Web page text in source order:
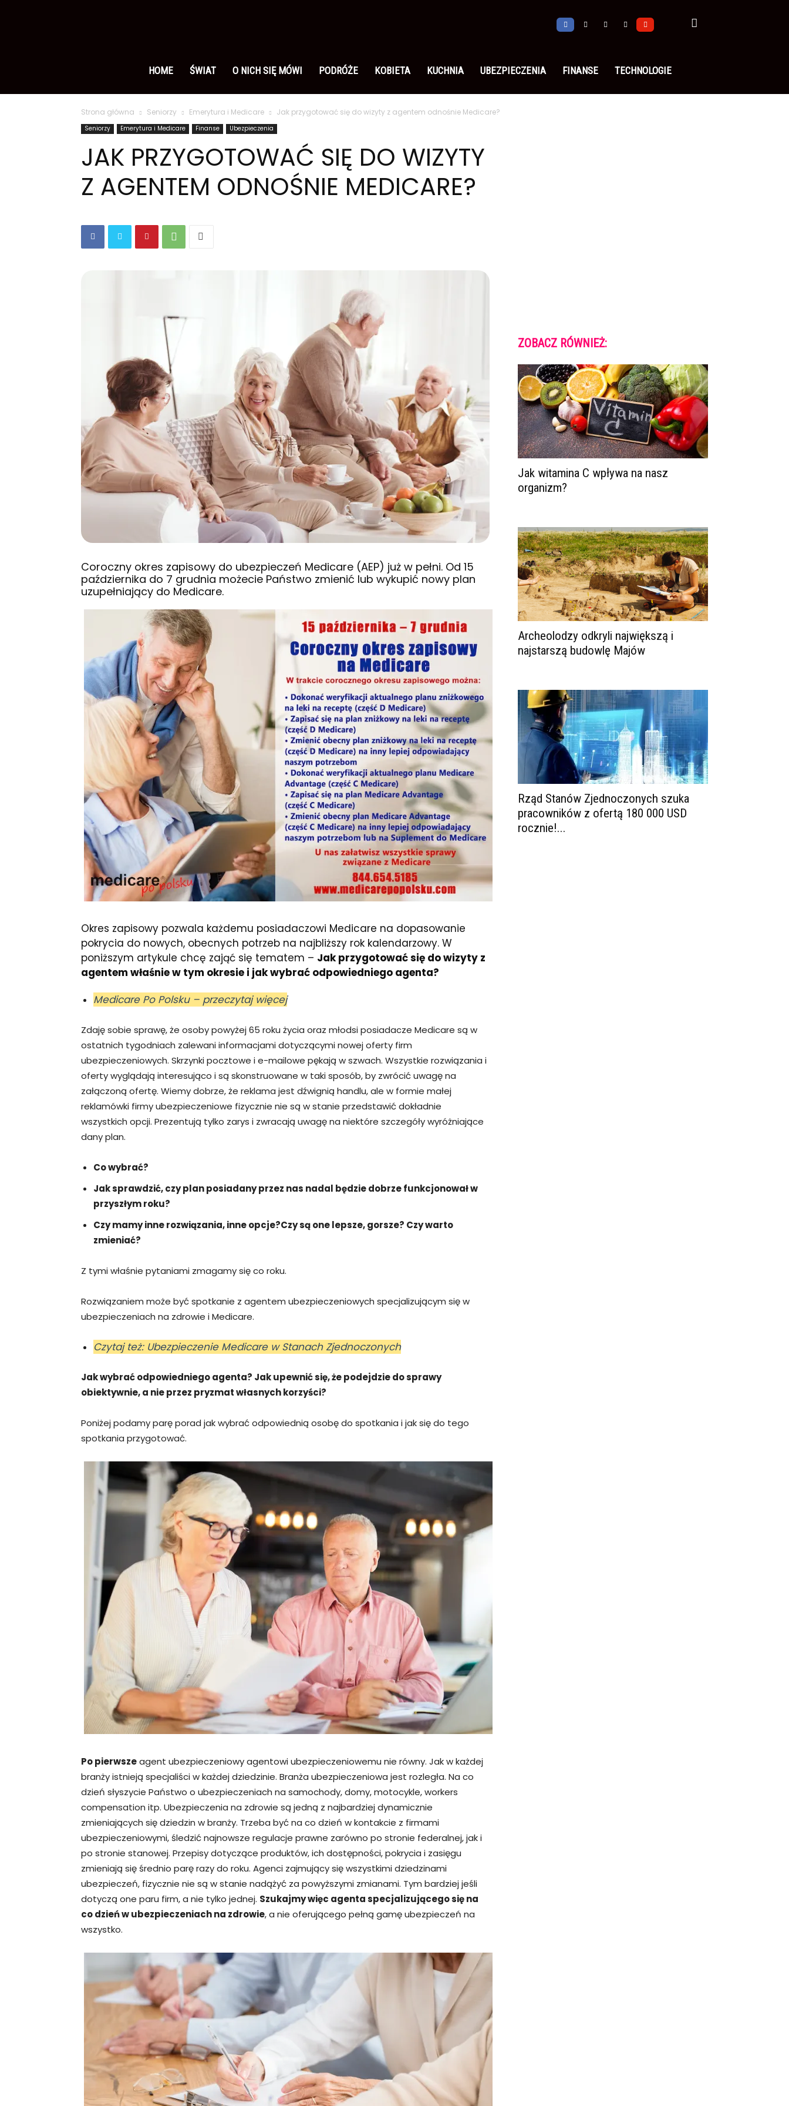
polsku
HOME ŚWIAT O NICH SIĘ MÓWI PODRÓŻE KOBIETA KUCHNIA UBEZPIECZENIA FINANSE TECHNOLOGIE
Strona główna Seniorzy Emerytura i Medicare Jak przygotować się do wizyty z agentem odnośnie Medicare?
Seniorzy Emerytura i Medicare Finanse Ubezpieczenia
JAK PRZYGOTOWAĆ SIĘ DO WIZYTY
Z AGENTEM ODNOŚNIE MEDICARE?
Coroczny okres zapisowy do ubezpieczeń Medicare (AEP) już w pełni. Od 15
października do 7 grudnia możecie Państwo zmienić lub wykupić nowy plan
uzupełniający do Medicare.
Okres zapisowy pozwala każdemu posiadaczowi Medicare na dopasowanie
pokrycia do nowych, obecnych potrzeb na najbliższy rok kalendarzowy. W
poniższym artykule chcę zająć się tematem – Jak przygotować się do wizyty z
agentem właśnie w tym okresie i jak wybrać odpowiedniego agenta?
Medicare Po Polsku – przeczytaj więcej
Zdaję sobie sprawę, że osoby powyżej 65 roku życia oraz młodsi posiadacze Medicare są w
ostatnich tygodniach zalewani informacjami dotyczącymi nowej oferty firm
ubezpieczeniowych. Skrzynki pocztowe i e-mailowe pękają w szwach. Wszystkie rozwiązania i
oferty wyglądają interesująco i są skonstruowane w taki sposób, by zwrócić uwagę na
załączoną ofertę. Wiemy dobrze, że reklama jest dźwignią handlu, ale w formie małej
reklamówki firmy ubezpieczeniowe fizycznie nie są w stanie przedstawić dokładnie
wszystkich opcji. Prezentują tylko zarys i zwracają uwagę na niektóre szczegóły wyróżniające
dany plan.
Co wybrać?
Jak sprawdzić, czy plan posiadany przez nas nadal będzie dobrze funkcjonował w
przyszłym roku?
Czy mamy inne rozwiązania, inne opcje?Czy są one lepsze, gorsze? Czy warto
zmieniać?
Z tymi właśnie pytaniami zmagamy się co roku.
Rozwiązaniem może być spotkanie z agentem ubezpieczeniowych specjalizującym się w
ubezpieczeniach na zdrowie i Medicare.
Czytaj też: Ubezpieczenie Medicare w Stanach Zjednoczonych
Jak wybrać odpowiedniego agenta? Jak upewnić się, że podejdzie do sprawy
obiektywnie, a nie przez pryzmat własnych korzyści?
Poniżej podamy parę porad jak wybrać odpowiednią osobę do spotkania i jak się do tego
spotkania przygotować.
Po pierwszeagent ubezpieczeniowy agentowi ubezpieczeniowemu nie równy. Jak w każdej
branży istnieją specjaliści w każdej dziedzinie. Branża ubezpieczeniowa jest rozległa. Na co
dzień słyszycie Państwo o ubezpieczeniach na samochody, domy, motocykle, workers
compensation itp. Ubezpieczenia na zdrowie są jedną z najbardziej dynamicznie
zmieniających się dziedzin w branży. Trzeba być na co dzień w kontakcie z firmami
ubezpieczeniowymi, śledzić najnowsze regulacje prawne zarówno po stronie federalnej, jak i
po stronie stanowej. Przepisy dotyczące produktów, ich dostępności, pokrycia i zasięgu
zmieniają się średnio parę razy do roku. Agenci zajmujący się wszystkimi dziedzinami
ubezpieczeń, fizycznie nie są w stanie nadążyć za powyższymi zmianami. Tym bardziej jeśli
dotyczą one paru firm, a nie tylko jednej. Szukajmy więc agenta specjalizującego się na
co dzień w ubezpieczeniach na zdrowie, a nie oferującego pełną gamę ubezpieczeń na
wszystko.
ZOBACZ RÓWNIEŻ:
Jak witamina C wpływa na nasz
organizm?
Archeolodzy odkryli największą i
najstarszą budowlę Majów
Rząd Stanów Zjednoczonych szuka
pracowników z ofertą 180 000 USD
rocznie!...